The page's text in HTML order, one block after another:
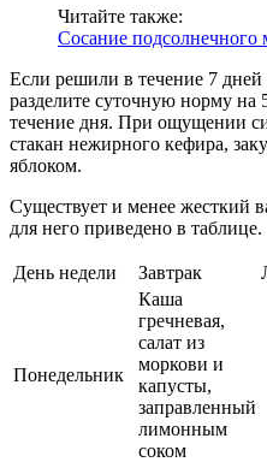
Читайте также:
Сосание подсолнечного
Если решили в течение 7 дней
разделите суточную норму
течение дня. При ощущении
стакан нежирного кефира,
яблоком.
Существует и менее жесткий
для него приведено в таблице.
День недели Завтрак
Понедельник
Каша
гречневая,
салат из
моркови и
капусты,
заправленный
лимонным
соком